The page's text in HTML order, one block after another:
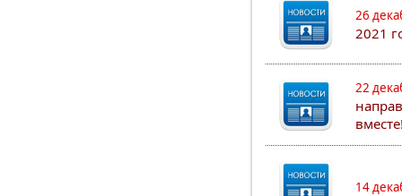
26
2021
22
14